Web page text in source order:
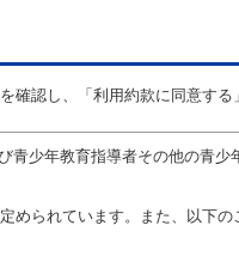
確認し、「利用約款に同意する
青少年教育指導者その他の青
められています。また、以下